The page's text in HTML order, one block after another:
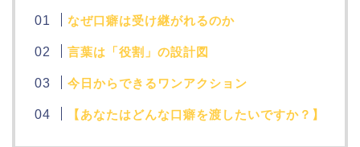
なぜ口癖は受け継がれるのか
言葉は「役割」の設計図
今日からできるワンアクション
【あなたはどんな口癖を渡したいですか？】